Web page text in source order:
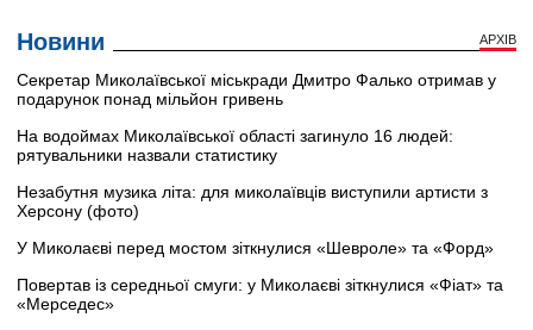
Новини АРХІВ
Секретар Миколаївської міськради Дмитро Фалько отримав у
подарунок понад мільйон гривень
На водоймах Миколаївської області загинуло 16 людей:
рятувальники назвали статистику
Незабутня музика літа: для миколаївців виступили артисти з
Херсону (фото)
У Миколаєві перед мостом зіткнулися «Шевроле» та «Форд»
Повертав із середньої смуги: у Миколаєві зіткнулися «Фіат» та
«Мерседес»